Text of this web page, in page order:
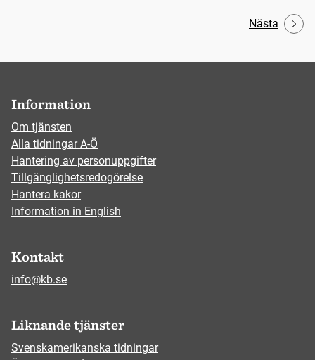
Nästa
Information
Om tjänsten
Alla tidningar A-Ö
Hantering av personuppgifter
Tillgänglighetsredogörelse
Hantera kakor
Information in English
Kontakt
info@kb.se
Liknande tjänster
Svenskamerikanska tidningar